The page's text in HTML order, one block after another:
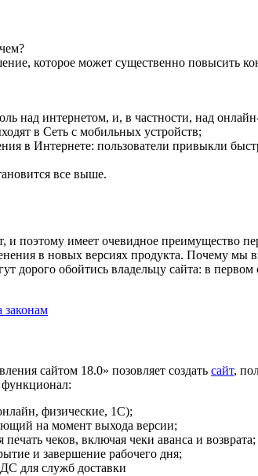
которое может существенно повысить
над интернетом, и, в частности, над
в Сеть с мобильных устройств;
в Интернете: пользователи привыкли
все выше.
поэтому имеет очевидное преимущество
в новых версиях продукта. Почему
дорого обойтись владельцу сайта: в
сайтом 18.0» позовляет создать сайт,
физические, 1С);
на момент выхода версии;
чеков, включая чеки аванса и возврата;
и завершение рабочего дня;
для служб доставки